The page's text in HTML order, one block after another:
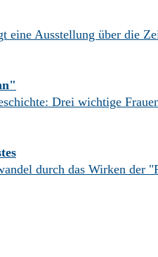
eine Ausstellung über die
Drei wichtige
durch das Wirken der